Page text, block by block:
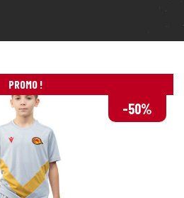
PROMO !
-50%